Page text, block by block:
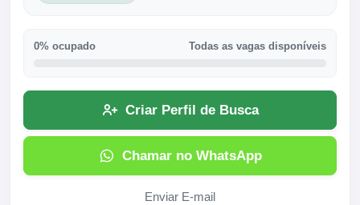
0% ocupado Todas as vagas disponíveis
Criar Perfil de Busca
Chamar no WhatsApp
Enviar E-mail